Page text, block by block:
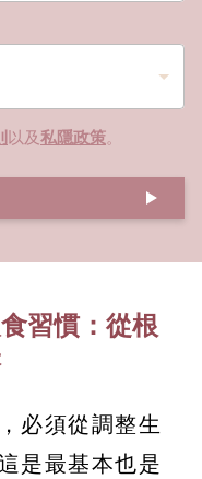
以及私隱政策。
習慣：從根
必須從調整生
是最基本也是